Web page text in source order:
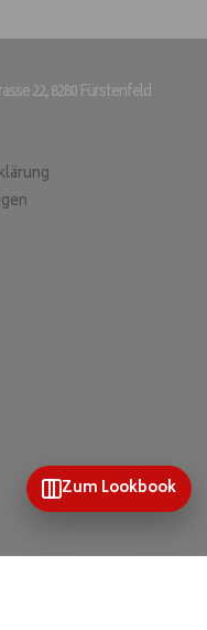
22, 8280 Fürstenfeld
Zum Lookbook